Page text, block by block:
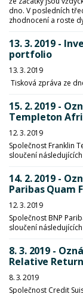
dno. V posledních
zhodnocení a roste
13. 3. 2019 -
portfolio
13. 3. 2019
Tisková zpráva ze
15. 2. 2019 -
Templeton
12. 3. 2019
Společnost Franklin
sloučení
14. 2. 2019 -
Paribas Quam
12. 3. 2019
Společnost BNP
sloučení
8. 3. 2019 -
Relative
8. 3. 2019
Společnost Credit